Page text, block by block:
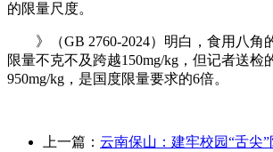
的限量尺度。
》（GB 2760-2024）明白，食用八角
限量不克不及跨越150mg/kg，但记者送检
950mg/kg，是国度限量要求的6倍。
上一篇： 云南保山：建牢校园“舌尖”